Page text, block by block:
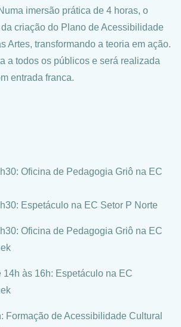
imersão prática de 4 horas, o
criação do Plano de Acessibilidade
Artes, transformando a teoria em ação.
a todos os públicos e será realizada
entrada franca.
Oficina de Pedagogia Griô na EC
Espetáculo na EC Setor P Norte
Oficina de Pedagogia Griô na EC
14h às 16h: Espetáculo na EC
Formação de Acessibilidade Cultural